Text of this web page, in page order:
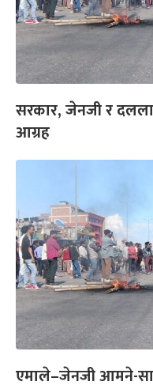
सरकार, जेनजी र
आग्रह
एमाले–जेनजी आमने-